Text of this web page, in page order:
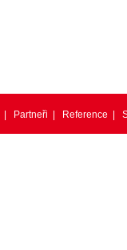
Partneři Reference